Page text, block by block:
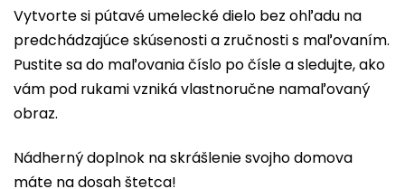
Vytvorte si pútavé umelecké dielo bez ohľadu na
predchádzajúce skúsenosti a zručnosti s maľovaním.
Pustite sa do maľovania číslo po čísle a sledujte, ako
vám pod rukami vzniká vlastnoručne namaľovaný
obraz.
Nádherný doplnok na skrášlenie svojho domova
máte na dosah štetca!
z
5
hviezdičiek.